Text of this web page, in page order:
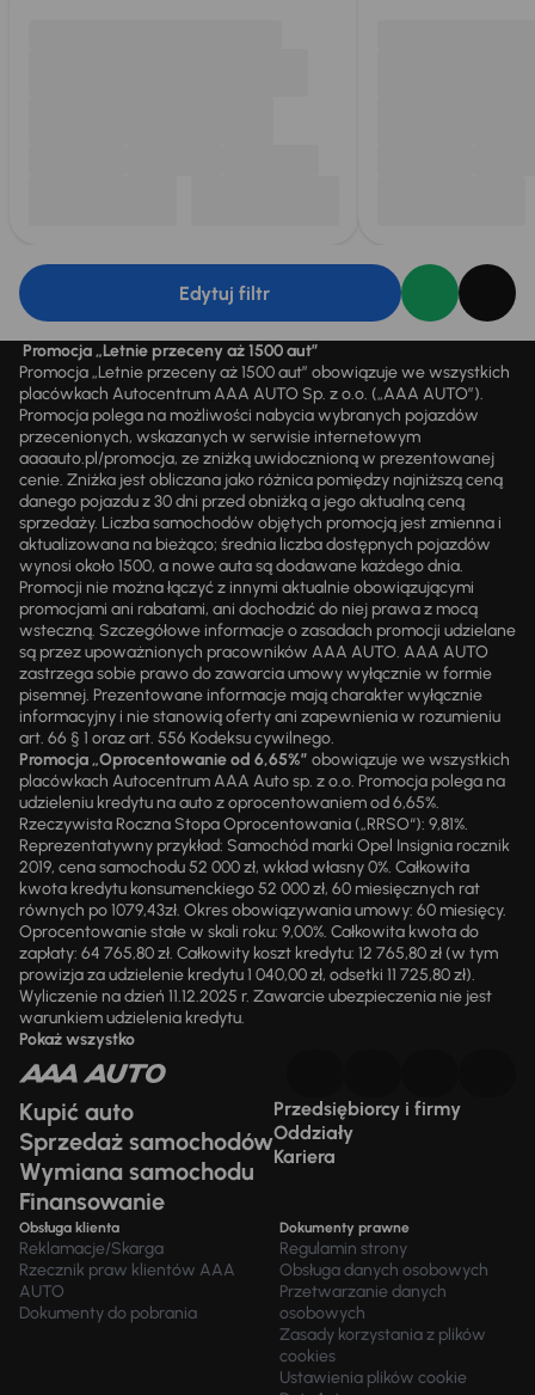
Edytuj filtr
Promocja „Letnie przeceny aż 1500 aut”
Promocja „Letnie przeceny aż 1500 aut” obowiązuje we wszystkich
placówkach Autocentrum AAA AUTO Sp. z o.o. („AAA AUTO”).
Promocja polega na możliwości nabycia wybranych pojazdów
przecenionych, wskazanych w serwisie internetowym
aaaauto.pl/promocja, ze zniżką uwidocznioną w prezentowanej
cenie. Zniżka jest obliczana jako różnica pomiędzy najniższą ceną
danego pojazdu z 30 dni przed obniżką a jego aktualną ceną
sprzedaży. Liczba samochodów objętych promocją jest zmienna i
aktualizowana na bieżąco; średnia liczba dostępnych pojazdów
wynosi około 1500, a nowe auta są dodawane każdego dnia.
Promocji nie można łączyć z innymi aktualnie obowiązującymi
promocjami ani rabatami, ani dochodzić do niej prawa z mocą
wsteczną. Szczegółowe informacje o zasadach promocji udzielane
są przez upoważnionych pracowników AAA AUTO. AAA AUTO
zastrzega sobie prawo do zawarcia umowy wyłącznie w formie
pisemnej. Prezentowane informacje mają charakter wyłącznie
informacyjny i nie stanowią oferty ani zapewnienia w rozumieniu
art. 66 § 1 oraz art. 556 Kodeksu cywilnego.
Promocja „Oprocentowanie od 6,65%” obowiązuje we wszystkich
placówkach Autocentrum AAA Auto sp. z o.o. Promocja polega na
udzieleniu kredytu na auto z oprocentowaniem od 6,65%.
Rzeczywista Roczna Stopa Oprocentowania („RRSO“): 9,81%.
Reprezentatywny przykład: Samochód marki Opel Insignia rocznik
2019, cena samochodu 52 000 zł, wkład własny 0%. Całkowita
kwota kredytu konsumenckiego 52 000 zł, 60 miesięcznych rat
równych po 1079,43zł. Okres obowiązywania umowy: 60 miesięcy.
Oprocentowanie stałe w skali roku: 9,00%. Całkowita kwota do
zapłaty: 64 765,80 zł. Całkowity koszt kredytu: 12 765,80 zł (w tym
prowizja za udzielenie kredytu 1 040,00 zł, odsetki 11 725,80 zł).
Wyliczenie na dzień 11.12.2025 r. Zawarcie ubezpieczenia nie jest
warunkiem udzielenia kredytu.
Pokaż wszystko
Kupić auto
Sprzedaż samochodów
Wymiana samochodu
Finansowanie
Przedsiębiorcy i firmy
Oddziały
Kariera
Obsługa klienta
Reklamacje/Skarga
Rzecznik praw klientów AAA
AUTO
Dokumenty do pobrania
Dokumenty prawne
Regulamin strony
Obsługa danych osobowych
Przetwarzanie danych
osobowych
Zasady korzystania z plików
cookies
Ustawienia plików cookie